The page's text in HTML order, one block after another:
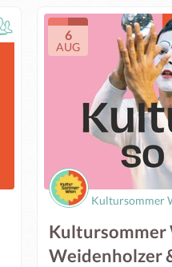
6
AUG
Kultursommer
Kultursommer
Weidenholzer